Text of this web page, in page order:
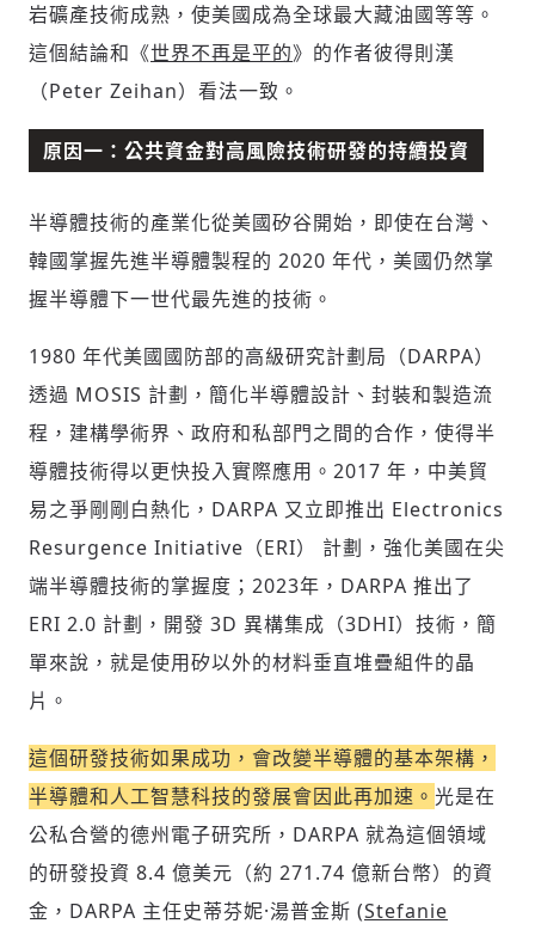
岩礦產技術成熟，使美國成為全球最大藏油國等等。
這個結論和《世界不再是平的》的作者彼得則漢
（Peter Zeihan）看法一致。
原因一：公共資金對高風險技術研發的持續投資
半導體技術的產業化從美國矽谷開始，即使在台灣、
韓國掌握先進半導體製程的 2020 年代，美國仍然掌
握半導體下一世代最先進的技術。
1980 年代美國國防部的高級研究計劃局（DARPA）
透過 MOSIS 計劃，簡化半導體設計、封裝和製造流
程，建構學術界、政府和私部門之間的合作，使得半
導體技術得以更快投入實際應用。2017 年，中美貿
易之爭剛剛白熱化，DARPA 又立即推出 Electronics
Resurgence Initiative（ERI） 計劃，強化美國在尖
端半導體技術的掌握度；2023年，DARPA 推出了
ERI 2.0 計劃，開發 3D 異構集成（3DHI）技術，簡
單來說，就是使用矽以外的材料垂直堆疊組件的晶
片。
這個研發技術如果成功，會改變半導體的基本架構，
半導體和人工智慧科技的發展會因此再加速。 光是在
公私合營的德州電子研究所，DARPA 就為這個領域
的研發投資 8.4 億美元（約 271.74 億新台幣）的資
金，DARPA 主任史蒂芬妮·湯普金斯 (Stefanie